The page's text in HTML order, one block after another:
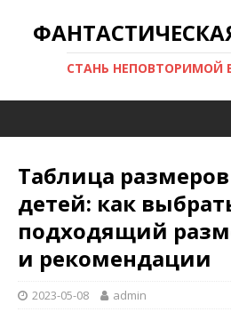
СТАНЬ НЕПОВТОРИМОЙ
Таблица
детей: как
подходящий
и рекомендации
2023-05-08 admin